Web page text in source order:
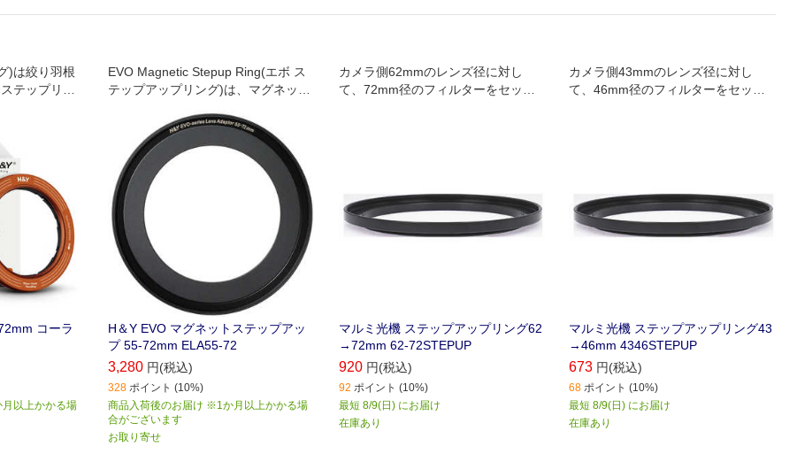
)は絞り羽根
テップリン
コーラ
以上かかる場
EVO Magnetic Stepup Ring(エボ ス
テップアップリング)は、マグネット
H＆Y EVO マグネットステップアッ
プ 55-72mm ELA55-72
3,280 円(税込)
328 ポイント (10%)
商品入荷後のお届け ※1か月以上かかる場
合がございます
お取り寄せ
カメラ側62mmのレンズ径に対し
て、72mm径のフィルターをセット
マルミ光機 ステップアップリング62
→72mm 62-72STEPUP
920 円(税込)
92 ポイント (10%)
最短 8/9(日) にお届け
在庫あり
カメラ側43mmのレンズ径に対し
て、46mm径のフィルターをセット
マルミ光機 ステップアップリング43
→46mm 4346STEPUP
673 円(税込)
68 ポイント (10%)
最短 8/9(日) にお届け
在庫あり